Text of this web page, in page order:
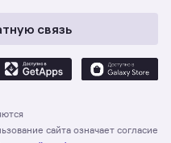
связь
сайта означает согласие